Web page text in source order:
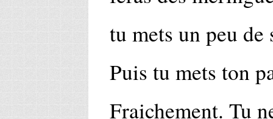
tu mets un peu
Puis tu mets ton
Fraichement. Tu